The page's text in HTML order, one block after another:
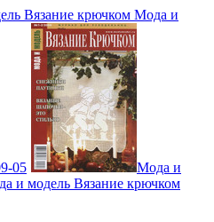
Вязание крючком Мода и
05
Мода и
и модель Вязание крючком